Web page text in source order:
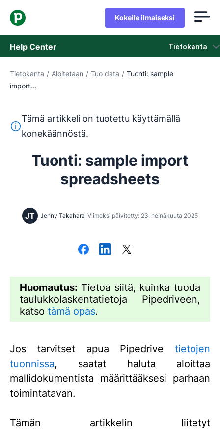
Kokeile ilmaiseksi
Help Center Tietokanta
Tietokanta
Ota yhteyttä tukeen
Tietokanta / Aloitetaan / Tuo data / Tuonti: sample
import...
Tämä teksti on käännetty englannista
Tämä artikkeli on tuotettu käyttämällä
konekäännöstä.
Tuonti: sample import
spreadsheets
JT Jenny Takahara Viimeksi päivitetty: 23. heinäkuuta 2025
Huomautus: Tietoa siitä, kuinka tuoda
taulukkolaskentatietoja Pipedriveen,
katso tämä opas.
Jos tarvitset apua Pipedrive tietojen
tuonnissa, saatat haluta aloittaa
mallidokumentista määrittääksesi parhaan
toimintatavan.
Tämän artikkelin liitetyt